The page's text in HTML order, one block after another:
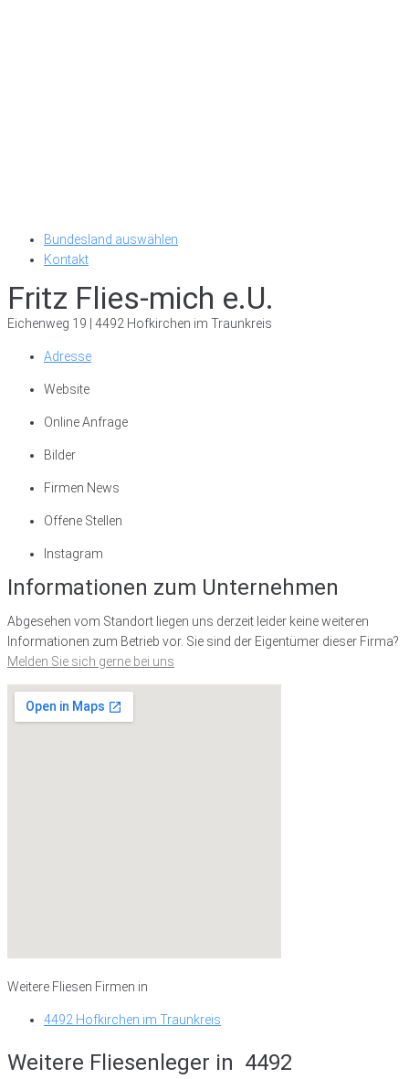
Bundesland auswählen
Kontakt
Fritz Flies-mich e.U.
Eichenweg 19 | 4492 Hofkirchen im Traunkreis
Adresse
Website
Online Anfrage
Bilder
Firmen News
Offene Stellen
Instagram
Informationen zum Unternehmen
Abgesehen vom Standort liegen uns derzeit leider keine weiteren
Informationen zum Betrieb vor. Sie sind der Eigentümer dieser Firma?
Melden Sie sich gerne bei uns
Weitere Fliesen Firmen in
4492 Hofkirchen im Traunkreis
Weitere Fliesenleger in 4492